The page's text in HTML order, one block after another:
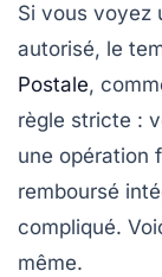
Si vous voyez
autorisé, le
Postale,
règle stricte :
une opération
remboursé
compliqué.
même.